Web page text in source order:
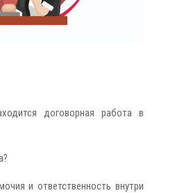
договорная работа в
и ответственность внутри